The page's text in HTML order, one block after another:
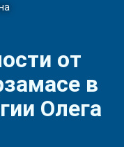
от
в
Олега